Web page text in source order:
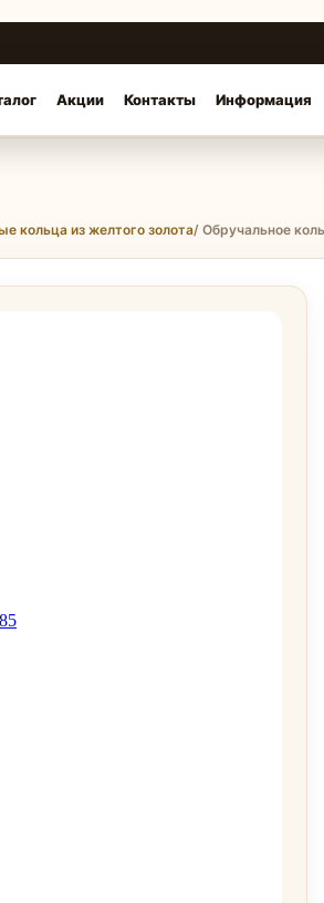
Акции Контакты Информация
кольца из желтого золота/ Обручальное